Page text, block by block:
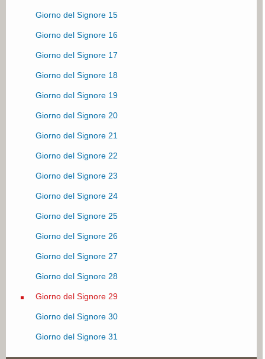
Giorno del Signore 15
Giorno del Signore 16
Giorno del Signore 17
Giorno del Signore 18
Giorno del Signore 19
Giorno del Signore 20
Giorno del Signore 21
Giorno del Signore 22
Giorno del Signore 23
Giorno del Signore 24
Giorno del Signore 25
Giorno del Signore 26
Giorno del Signore 27
Giorno del Signore 28
Giorno del Signore 29
Giorno del Signore 30
Giorno del Signore 31